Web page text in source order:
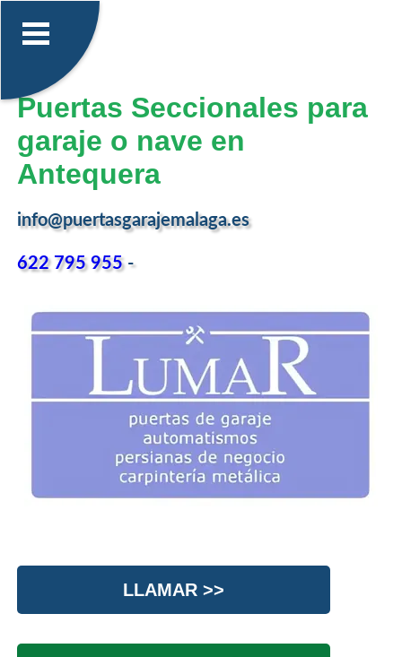
Puertas Seccionales para
garaje o nave en
Antequera
info@puertasgarajemalaga.es
622 795 955-
LLAMAR >>